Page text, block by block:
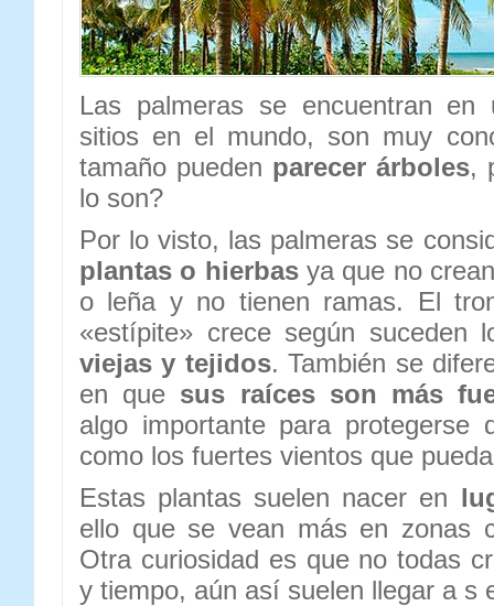
Las palmeras se encuentran
sitios en el mundo, son muy
tamaño pueden parecer árboles,
lo son?
Por lo visto, las palmeras se
plantas o hierbasya que no
o leña y no tienen ramas. El
«estípite» crece según suceden
viejas y tejidos. También se
en que sus raíces son más
algo importante para protegerse
como los fuertes vientos que
Estas plantas suelen nacer en
ello que se vean más en zonas
Otra curiosidad es que no todas
y tiempo, aún así suelen llegar a s